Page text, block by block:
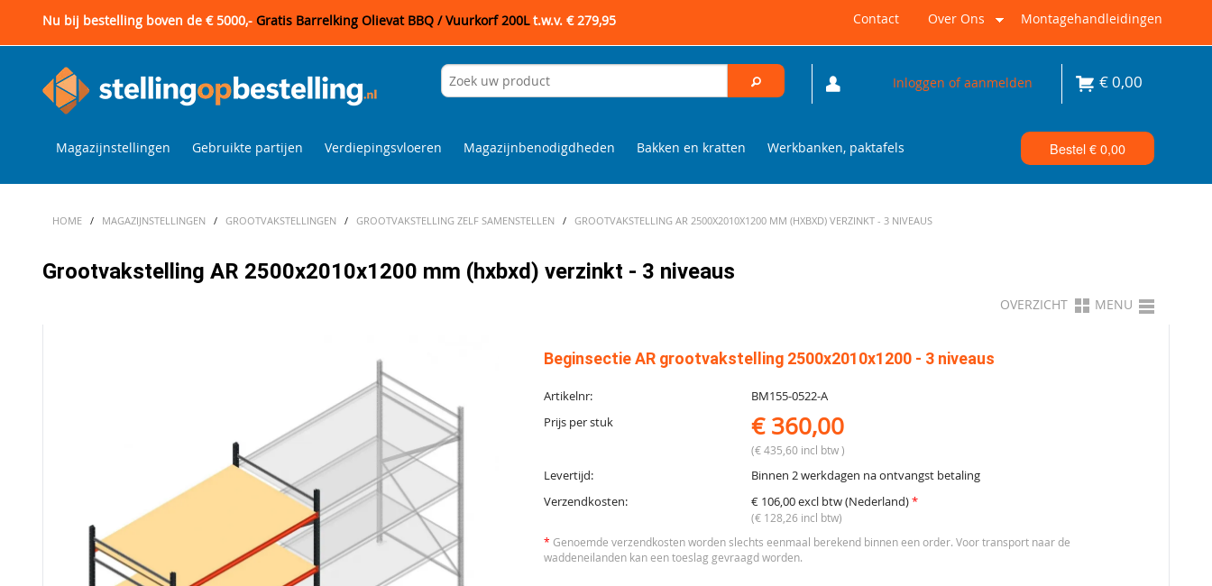
Nu bij bestelling boven de € 5000,- Gratis Barrelking Olievat BBQ / Vuurkorf 200Lt.w.v. € 279,95 Contact Over Ons Montagehandleidingen
Inloggen of aanmelden €0,00
Magazijnstellingen Gebruikte partijen Verdiepingsvloeren Magazijnbenodigdheden Bakken en kratten Werkbanken, paktafels Bestel €0,00
HOME / MAGAZIJNSTELLINGEN / GROOTVAKSTELLINGEN / GROOTVAKSTELLING ZELF SAMENSTELLEN / GROOTVAKSTELLING AR 2500X2010X1200 MM (HXBXD) VERZINKT - 3 NIVEAUS
Grootvakstelling AR 2500x2010x1200 mm (hxbxd) verzinkt - 3 niveaus
OVERZICHT MENU
Beginsectie AR grootvakstelling 2500x2010x1200 - 3 niveaus
Artikelnr:
BM155-0522-A
Prijs per stuk
€ 360,00
(€ 435,60 incl btw )
Levertijd:
Binnen 2 werkdagen na ontvangst betaling
Verzendkosten:
€ 106,00 excl btw (Nederland)*
(€ 128,26 incl btw)
* Genoemde verzendkosten worden slechts eenmaal berekend binnen een order. Voor transport naar de
waddeneilanden kan een toeslag gevraagd worden.